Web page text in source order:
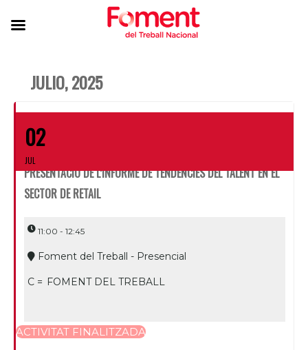
JULIO, 2025
02
JUL
PRESENTACIÓ DE L’INFORME DE TENDÈNCIES DEL TALENT EN EL
SECTOR DE RETAIL
11:00 - 12:45
Foment del Treball - Presencial
C = FOMENT DEL TREBALL
ACTIVITAT FINALITZADA